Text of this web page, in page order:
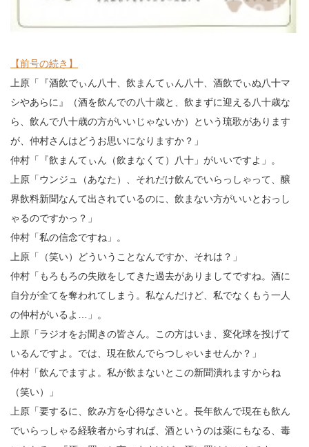
【前号の続き】
上原「『酒飲でぃん八十、飲まんてぃん八十、酒飲でぃぬ八十マ
シやあらに』（酒を飲んでの八十歳と、飲まずに迎える八十歳な
ら、飲んで八十歳の方がいいじゃないか）という琉歌があります
が、仲村さんはどうお思いになりますか？」
仲村「『飲まんてぃん（飲まなくて）八十」がいいですよ」。
上原「ウンジュ（あなた）、それだけ飲んでいらっしゃって、醸
界飲料新聞なんて出されているのに、飲まない方がいいとおっし
ゃるのですかっ？」
仲村「私の信念ですね」。
上原「（笑い）どういうことなんですか、それは？」
仲村「もろもろの失敗をしてきた過去がありましてですね。酒に
自分が全てを奪われてしまう。私なんだけど、私でなくもう一人
の仲村がいるよ … 」。
上原「ラジオをお聞きの皆さん。この方はいま、変化球を投げて
いるんですよ。では、現在飲んでらつしゃいませんか？」
仲村「飲んでますよ。私が飲まないとこの新聞潰れますからね
（笑い）」
上原「要するに、飲み方を心得なさいと。長年飲んで現在も飲ん
でいらっしゃる経験者からすれば、酒というのは薬にもなる、毒